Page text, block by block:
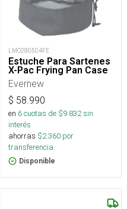
LMO280504FE
Estuche Para Sartenes
X-Pac Frying Pan Case
Evernew
$ 58.990
en 6cuotas de $9.832sin
interés
ahorras $2.360 por
transferencia.
Disponible